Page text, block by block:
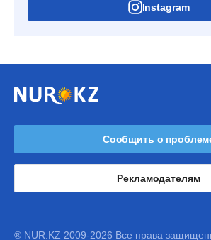
Instagram
Сообщить о
Рекламодателям
® NUR.KZ 2009-2026 Все права